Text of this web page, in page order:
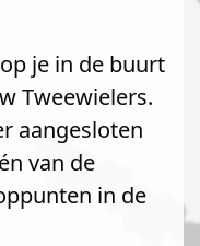
je in de buurt
Tweewielers.
aangesloten
van de
in de